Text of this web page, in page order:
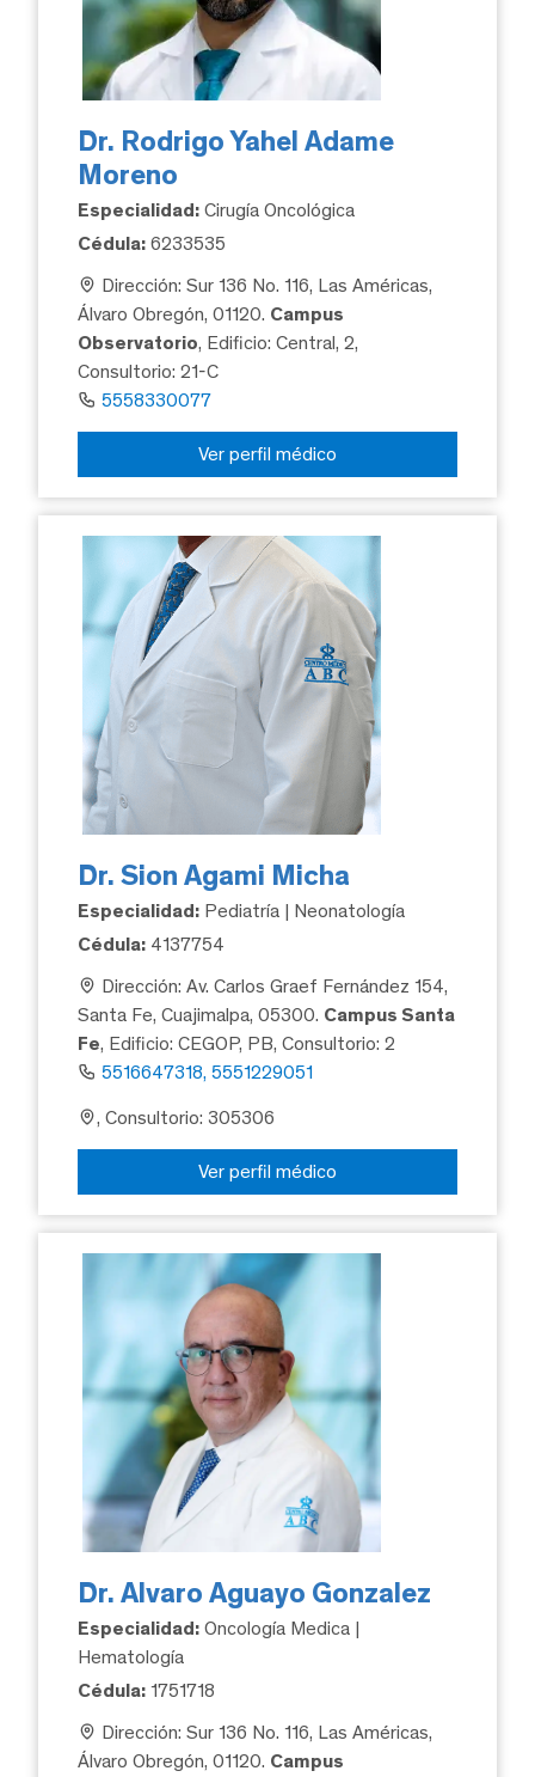
Dr. Rodrigo Yahel Adame
Moreno
Especialidad: Cirugía Oncológica
Cédula: 6233535
Dirección: Sur 136 No. 116, Las Américas,
Álvaro Obregón, 01120. Campus
Observatorio, Edificio: Central, 2,
Consultorio: 21-C
5558330077
Ver perfil médico
Dr. Sion Agami Micha
Especialidad: Pediatría | Neonatología
Cédula: 4137754
Dirección: Av. Carlos Graef Fernández 154,
Santa Fe, Cuajimalpa, 05300. Campus Santa
Fe, Edificio: CEGOP, PB, Consultorio: 2
5516647318, 5551229051
, Consultorio: 305306
Ver perfil médico
Dr. Alvaro Aguayo Gonzalez
Especialidad: Oncología Medica |
Hematología
Cédula: 1751718
Dirección: Sur 136 No. 116, Las Américas,
Álvaro Obregón, 01120. Campus